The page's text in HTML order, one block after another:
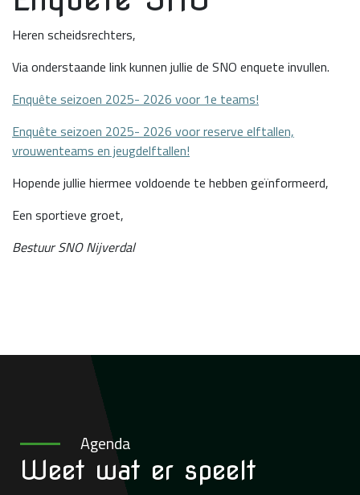
Heren scheidsrechters,
Via onderstaande link kunnen jullie de SNO enquete invullen.
Enquête seizoen 2025- 2026 voor 1e teams!
Enquête seizoen 2025- 2026 voor reserve elftallen,
vrouwenteams en jeugdelftallen!
Hopende jullie hiermee voldoende te hebben geïnformeerd,
Een sportieve groet,
Bestuur SNO Nijverdal
Agenda
Weet wat er speelt